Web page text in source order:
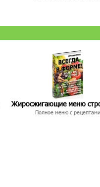
Жиросжигающие меню
Полное меню с рецептами